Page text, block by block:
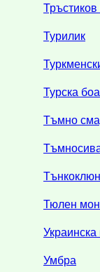
Тръстиков
Турилик
Турска боа
Тъмно
Тюлен
Украинска
Умбра